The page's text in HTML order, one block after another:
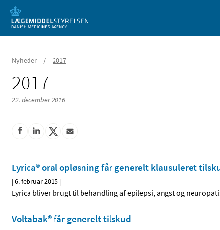
Mobil visning
Nyheder / 2017
2017
22. december 2016
Lyrica® oral opløsning får generelt klausuleret
|6. februar 2015 |
Lyrica bliver brugt til behandling af epilepsi, angst og
Voltabak® får generelt tilskud